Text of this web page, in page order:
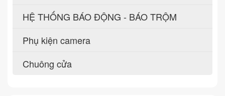
HỆ THỐNG BÁO ĐỘNG - BÁO TRỘM
Phụ kiện camera
Chuông cửa